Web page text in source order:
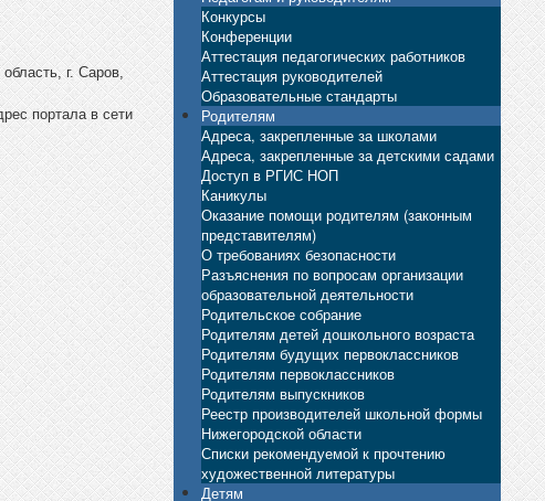
г. Саров,
портала в сети
Конкурсы
Конференции
Аттестация педагогических работников
Аттестация руководителей
Образовательные стандарты
Родителям
Адреса, закрепленные за школами
Адреса, закрепленные за детскими садами
Доступ в РГИС НОП
Каникулы
Оказание помощи родителям (законным
представителям)
О требованиях безопасности
Разъяснения по вопросам организации
образовательной деятельности
Родительское собрание
Родителям детей дошкольного возраста
Родителям будущих первоклассников
Родителям первоклассников
Родителям выпускников
Реестр производителей школьной формы
Нижегородской области
Списки рекомендуемой к прочтению
художественной литературы
Детям